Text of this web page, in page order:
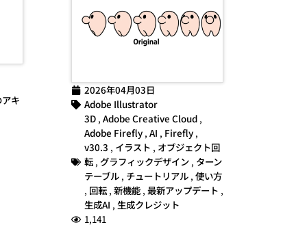
キ
2026年04月03日
Adobe Illustrator
3D, Adobe Creative Cloud,
Adobe Firefly, AI , Firefly,
v30.3 , イラスト , オブジェクト回
転, グラフィックデザイン, ターン
テーブル, チュートリアル, 使い方
, 回転, 新機能, 最新アップデート ,
生成AI , 生成クレジット
1,141